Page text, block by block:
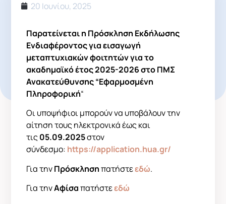
20 Ιουνίου, 2025
Παρατείνεται η Πρόσκληση Εκδήλωσης
Ενδιαφέροντοςγια εισαγωγή
μεταπτυχιακών φοιτητών για το
ακαδημαϊκό έτος 2025-2026 στο ΠΜΣ
Ανακατεύθυνσης “Εφαρμοσμένη
Πληροφορική“
Οι υποψήφιοι μπορούν να υποβάλουν την
αίτηση τους ηλεκτρονικά έως και
τις05.09.2025στον
σύνδεσμο: https://application.hua.gr/
Για τηνΠρόσκλησηπατήστεεδώ.
Για τηνΑφίσαπατήστεεδώ